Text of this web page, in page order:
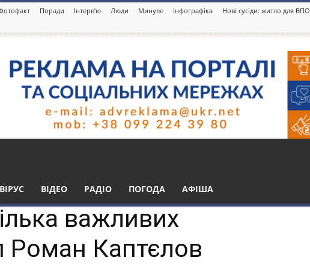
Поради Інтерв’ю Люди Минуле Інфографіка Нові сусіди: житло для ВПО
ВІДЕО РАДІО ПОГОДА АФІША
важливих
Роман Каптєлов